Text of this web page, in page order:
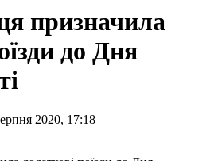
призначила
до Дня
2020, 17:18